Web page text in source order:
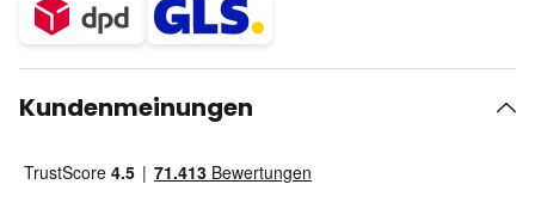
Kundenmeinungen